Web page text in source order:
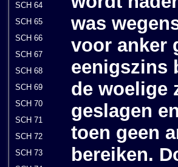
SCH 64
SCH 65
SCH 66
SCH 67
SCH 68
SCH 69
SCH 70
SCH 71
SCH 72
SCH 73
was
voor anker
eenigszins
de woelige
geslagen
toen geen
bereiken.